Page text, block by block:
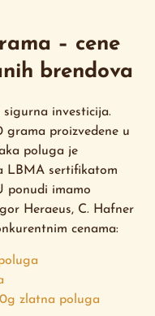
– cene
brendova
sigurna investicija.
grama proizvedene u
poluga je
LBMA sertifikatom
ponudi imamo
Heraeus, C. Hafner
cenama:
zlatna poluga